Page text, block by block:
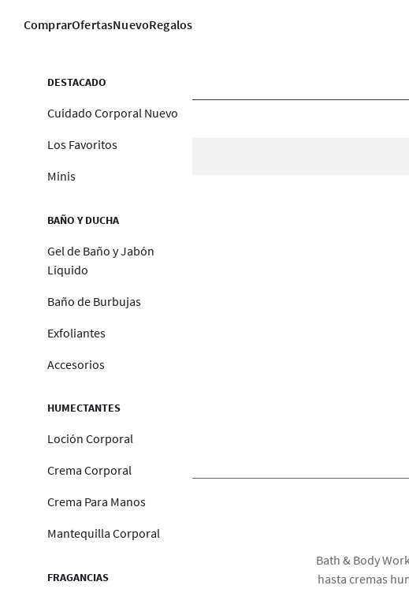
ComprarOfertasNuevoRegalos
DESTACADO
Cuidado Corporal Nuevo
Los Favoritos
Minis
BAÑO Y DUCHA
Gel de Baño y Jabón
Líquido
Baño de Burbujas
Exfoliantes
Accesorios
HUMECTANTES
Loción Corporal
Crema Corporal
Crema Para Manos
Mantequilla Corporal
FRAGANCIAS
Bath & Body
hasta cremas